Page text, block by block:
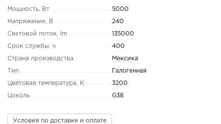
Мощность, Вт 5000
Напряжение, В 240
Световой поток, lm 135000
Срок службы, ч 400
Страна производства Мексика
Тип Галогенная
Цветовая температура, K 3200
Цоколь G38
Условия по доставке и оплате